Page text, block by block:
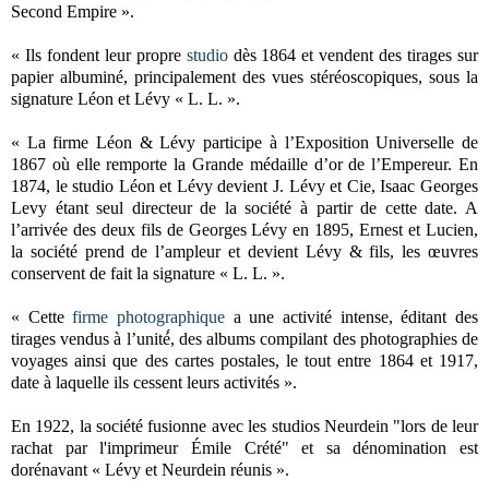
Second Empire ».
« Ils fondent leur propre studiodès 1864 et vendent des tirages sur
papier albuminé, principalement des vues stéréoscopiques, sous la
signature Léon et Lévy « L. L. ».
« La firme Léon & Lévy participe à l’Exposition Universelle de
1867 où elle remporte la Grande médaille d’or de l’Empereur. En
1874, le studio Léon et Lévy devient J. Lévy et Cie, Isaac Georges
Levy étant seul directeur de la société à partir de cette date. A
l’arrivée des deux fils de Georges Lévy en 1895, Ernest et Lucien,
la société prend de l’ampleur et devient Lévy & fils, les œuvres
conservent de fait la signature « L. L. ».
« Cettefirme photographique a une activité intense, éditant des
tirages vendus à l’unité́, des albums compilant des photographies de
voyages ainsi que des cartes postales, le tout entre 1864 et 1917,
date à laquelle ils cessent leurs activités ».
En 1922, la société fusionne avec les studios Neurdein "lors de leur
rachat par l'imprimeur Émile Crété" et sa dénomination est
dorénavant « Lévy et Neurdein réunis ».